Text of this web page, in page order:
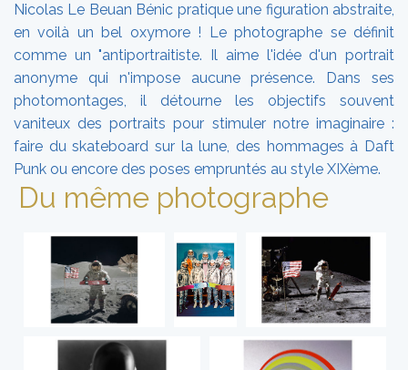
Nicolas Le Beuan Bénic pratique une figuration abstraite,
en voilà un bel oxymore ! Le photographe se définit
comme un "antiportraitiste. Il aime l'idée d'un portrait
anonyme qui n'impose aucune présence. Dans ses
photomontages, il détourne les objectifs souvent
vaniteux des portraits pour stimuler notre imaginaire :
faire du skateboard sur la lune, des hommages à Daft
Punk ou encore des poses empruntés au style XIXème.
Du même photographe